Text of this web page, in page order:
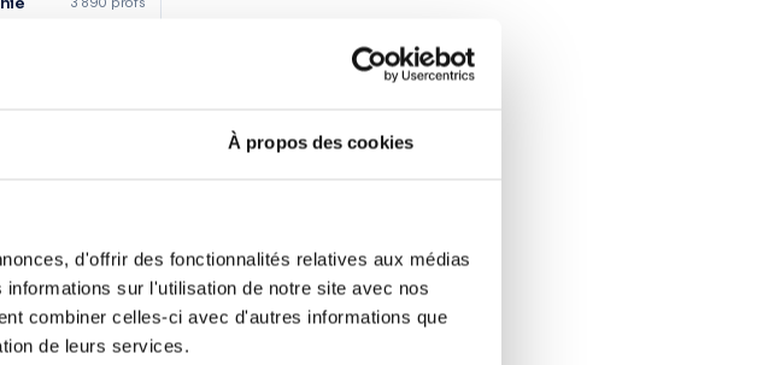
À propos des cookies
d'offrir des fonctionnalités relatives aux médias
sur l'utilisation de notre site avec nos
combiner celles-ci avec d'autres informations que
de leurs services.
980 profs